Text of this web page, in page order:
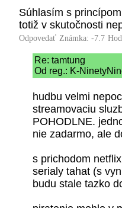
Súhlasím s
totiž v skutočnosti
Odpovedať Známka: -7.7
Re: tamtung
Od reg.: K-
hudbu velmi
streamovaciu
POHODLNE.
nie zadarmo, ale
s prichodom
serialy tahat (s
budu stale tazko